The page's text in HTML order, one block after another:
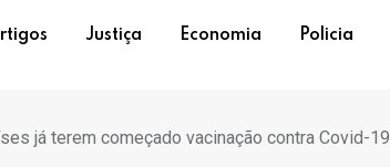
Justiça Economia Policia
já terem começado vacinação contra Covid-19